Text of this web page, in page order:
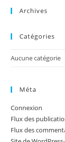
Archives
Catégories
Aucune catégorie
Méta
Connexion
Flux des
Flux des